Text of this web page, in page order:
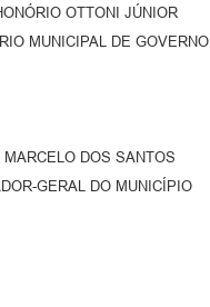
OTTONI JÚNIOR
MUNICIPAL DE GOVERNO
MARCELO DOS SANTOS
GERAL DO MUNICÍPIO